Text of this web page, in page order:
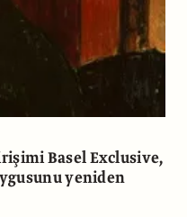
Basel Exclusive,
yeniden